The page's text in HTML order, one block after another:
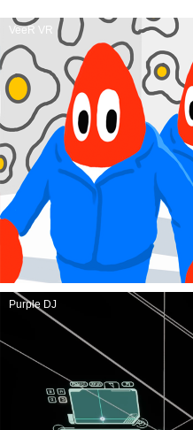
VeeR VR
Purple DJ